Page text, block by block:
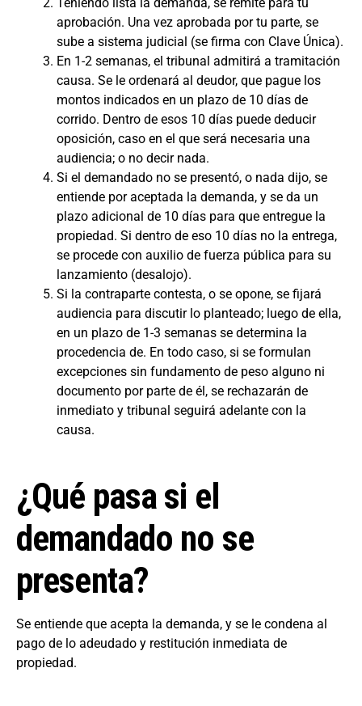
aprobación. Una vez aprobada por tu parte, se
sube a sistema judicial (se firma con Clave Única).
En 1-2 semanas, el tribunal admitirá a tramitación
causa. Se le ordenará al deudor, que pague los
montos indicados en un plazo de 10 días de
corrido. Dentro de esos 10 días puede deducir
oposición, caso en el que será necesaria una
audiencia; o no decir nada.
Si el demandado no se presentó, o nada dijo, se
entiende por aceptada la demanda, y se da un
plazo adicional de 10 días para que entregue la
propiedad. Si dentro de eso 10 días no la entrega,
se procede con auxilio de fuerza pública para su
lanzamiento (desalojo).
Si la contraparte contesta, o se opone, se fijará
audiencia para discutir lo planteado; luego de ella,
en un plazo de 1-3 semanas se determina la
procedencia de. En todo caso, si se formulan
excepciones sin fundamento de peso alguno ni
documento por parte de él, se rechazarán de
inmediato y tribunal seguirá adelante con la
causa.
¿Qué pasa si el
demandado no se
presenta?
Se entiende que acepta la demanda, y se le condena al
pago de lo adeudado y restitución inmediata de
propiedad.